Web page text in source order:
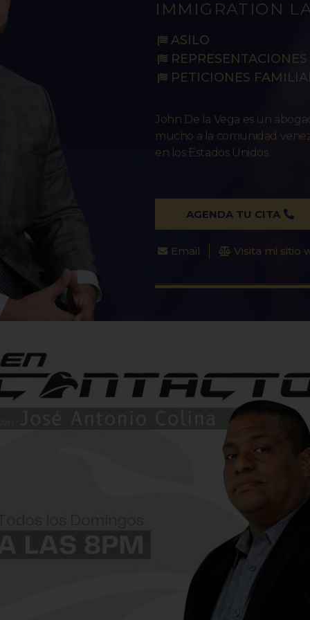
IMMIGRATION
ASILO
PETICIONES
John De la Vega es un
mucho a la comunidad
en los Estados Unidos.
AGENDA TU CITA
Email Visita mi sitio